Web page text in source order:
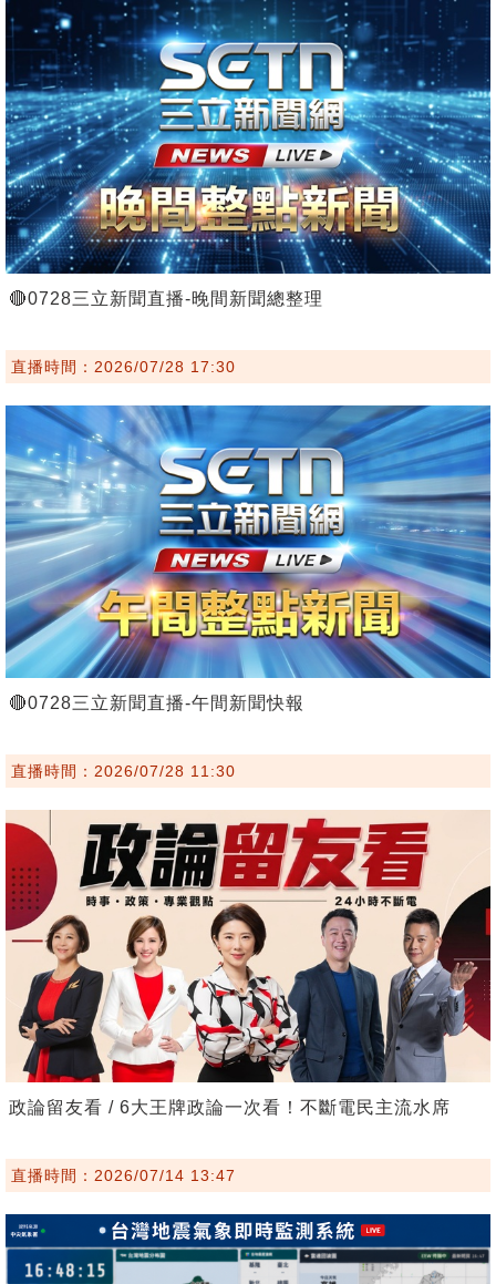
🔴0728三立新聞直播-晚間新聞總整理
直播時間：2026/07/28 17:30
🔴0728三立新聞直播-午間新聞快報
直播時間：2026/07/28 11:30
政論留友看 / 6大王牌政論一次看！不斷電民主流水席
直播時間：2026/07/14 13:47